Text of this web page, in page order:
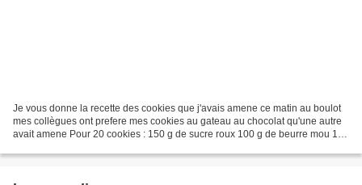
Je vous donne la recette des cookies que j'avais amene ce matin au boulot
mes collègues ont prefere mes cookies au gateau au chocolat qu'une autre
avait amene Pour 20 cookies : 150 g de sucre roux 100 g de beurre mou 1